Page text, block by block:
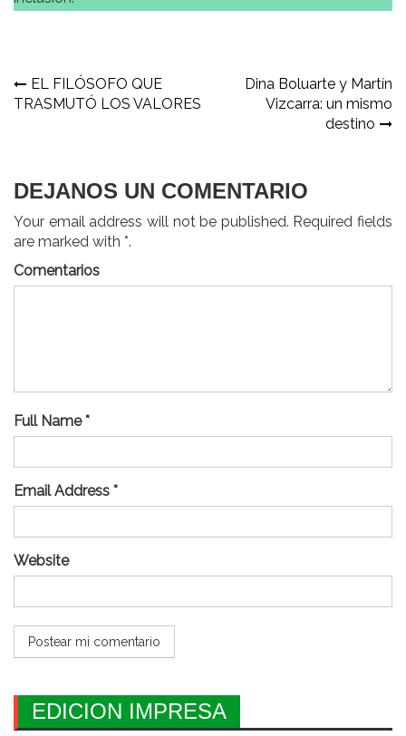
Navegación
de
EL FILÓSOFO QUE
TRASMUTÓ LOS VALORES
Dina Boluarte y Martín
Vizcarra: un mismo
destino
DEJANOS UN COMENTARIO
Your email address will not be published. Required fields
are marked with *.
Comentarios
Full Name *
Email Address *
Website
EDICION IMPRESA